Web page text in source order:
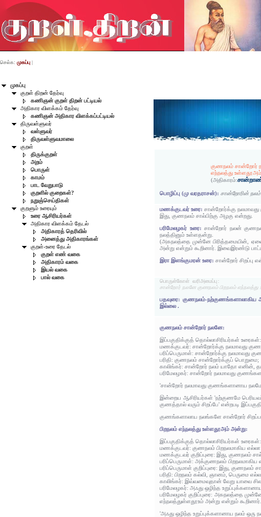
முகப்பு
குறள் திறன் தேர்வு
கணிஞன் குறள் திறன் பட்டியல்
அதிகார விளக்கம் தேர்வு
கணிஞன் அதிகார விளக்கப்பட்டியல்
திருவள்ளுவர்
வள்ளுவர்
திருவள்ளுவமாலை
குறள்
திருக்குறள்
அறம்
பொருள்
காமம்
பாட வேறுபாடு
குறளில் குறைகள்?
நறுஞ்செய்திகள்
குறளும் உரையும்
உரை ஆசிரியர்கள்
அதிகார விளக்கம் தேடல்
அதிகாரத் தெரிவில்
அனைத்து அதிகாரங்கள்
குறள்-உரை தேடல்
குறள் எண் வகை
அதிகாரம் வகை
இயல் வகை
பால் வகை
செல்க: முகப்பு |
குணநலம் சான்றோர்
எந்நலத்து
(அதிகாரம்:
பொழிப்பு (மு வரதராசன்): சான்றோரின் நலம்
மணக்குடவர் உரை:சான்றோர்க்கு நலமாவது
இது, குணநலம் சால்பிற்கு அழகு என்றது.
பரிமேலழகர் உரை:சான்றோர் நலன்
நலத்தினும் உள்ளதன்று.
(அகநலத்தை முன்னே பிரித்தமையின், ஏனைப்
அன்று என்றும் கூறினார். இவைஇரண்டு
இரா இளங்குமரன் உரை:சான்றோர் சிறப்பு
பொருள்கோள் வரிஅமைப்பு:
சான்றோர் நலனே குணநலம் பிறநலம்
பதவுரை: குணநலம்-நற்குணங்களாலாகிய
இல்லை .
குணநலம் சான்றோர் நலனே:
இப்பகுதிக்குத் தொல்லாசிரியர்கள் உரைகள்:
மணக்குடவர்: சான்றோர்க்கு நலமாவது
பரிப்பெருமாள்: சான்றோர்க்கு நலமாவது
பரிதி: குணநலம் சான்றோர்க்குப் பொறுமை;
காலிங்கர்: சான்றோர் நலம் யாதோ எனின்,
பரிமேலழகர்: சான்றோர் நலமாவது
'சான்றோர் நலமாவது குணங்களானாய நலமே'
இன்றைய ஆசிரியர்கள் 'நற்குணமே
குணத்தால் வரும் சிறப்பே' என்றபடி
குணங்களாலாய நலங்களே சான்றோர்
பிறநலம் எந்நலத்து உள்ளதூஅம் அன்று:
இப்பகுதிக்குத் தொல்லாசிரியர்கள் உரைகள்:
மணக்குடவர்: குணநலம் பிறநலமாகிய
மணக்குடவர் குறிப்புரை: இது, குணநலம்
பரிப்பெருமாள்: அக்குணநலம்
பரிப்பெருமாள் குறிப்புரை: இது, குணநலம்
பரிதி: பிறநலம் கல்வி, ஞானம், பெருமை
காலிங்கர்: இவ்வமைவுதான் வேறு யாவை
பரிமேலழகர்: அஃது ஒழிந்த
பரிமேலழகர் குறிப்புரை: அகநலத்தை
எந்நலத்துள்ளதூஉம் அன்று என்றும்
'அஃது ஒழிந்த உறுப்புக்களானாய நலம் ஒரு